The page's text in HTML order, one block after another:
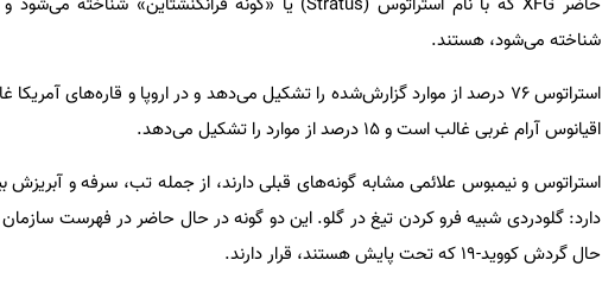
شناخته می‌شود، هستند.
استراتوس ۷۶ درصد از موارد گزارش‌شده را تشکیل می‌دهد و در اروپا و قاره‌های
اقیانوس آرام غربی غالب است و ۱۵ درصد از موارد را تشکیل می‌دهد.
استراتوس و نیمبوس علائمی مشابه گونه‌های قبلی دارند، از جمله تب، سرفه و آبریزش
دارد: گلودردی شبیه فرو کردن تیغ در گلو. این دو گونه در حال حاضر در فهرست
حال گردش کووید-۱۹ که تحت پایش هستند، قرار دارند.